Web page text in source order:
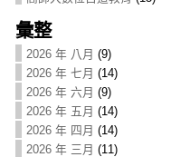
彙整
2026 年 八月 (9)
2026 年 七月 (14)
2026 年 六月 (9)
2026 年 五月 (14)
2026 年 四月 (14)
2026 年 三月 (11)